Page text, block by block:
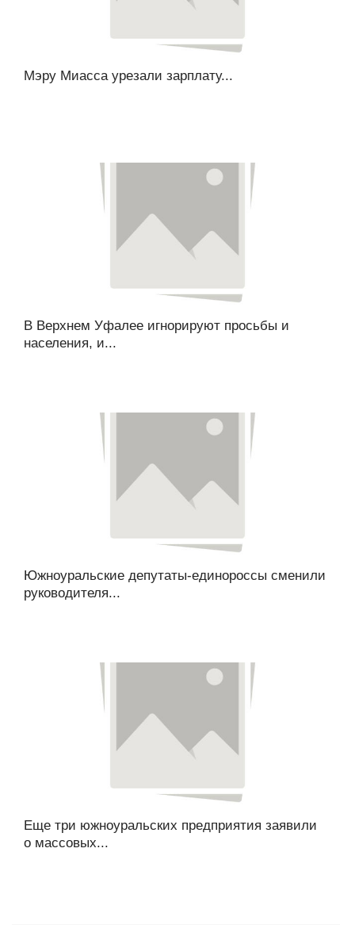
Мэру Миасса урезали зарплату...
В Верхнем Уфалее игнорируют просьбы и
населения, и...
Южноуральские депутаты-единороссы сменили
руководителя...
Еще три южноуральских предприятия заявили
о массовых...